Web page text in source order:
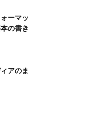
ーマッ
の書き
アのま